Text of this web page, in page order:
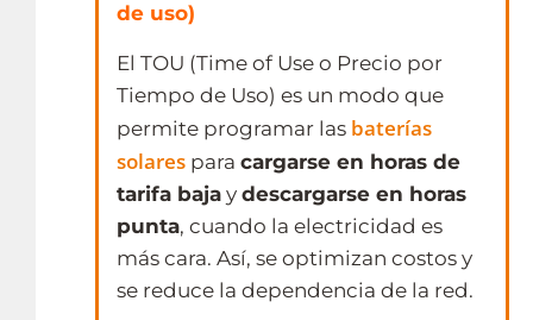
de uso)
El TOU (Time of Use o Precio por
Tiempo de Uso) es un modo que
permite programar las baterías
solares para cargarse en horas de
tarifa baja y descargarse en horas
punta, cuando la electricidad es
más cara. Así, se optimizan costos y
se reduce la dependencia de la red.